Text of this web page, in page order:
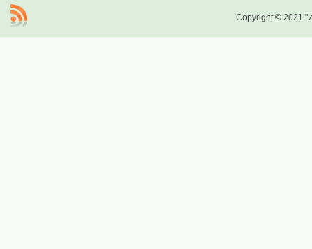
Copyright © 2021